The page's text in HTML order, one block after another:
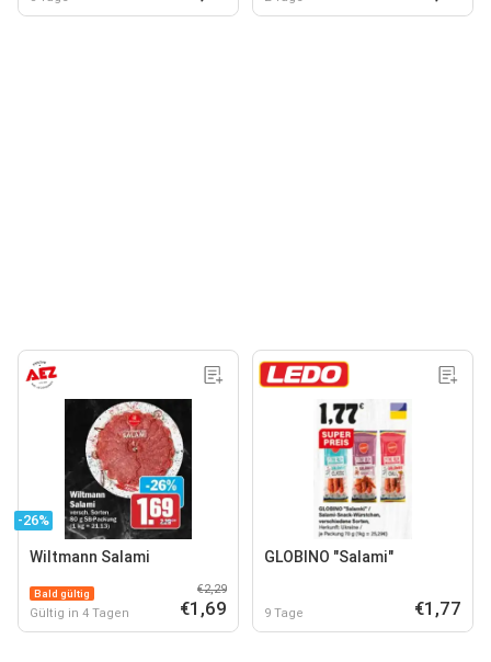
-26%
Wiltmann Salami
Bald gültig
Gültig in 4 Tagen
€2,29
€1,69
GLOBINO "Salami"
9 Tage €1,77